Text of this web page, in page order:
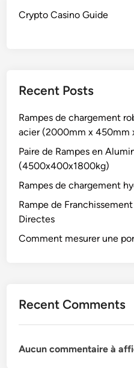
Crypto Casino Guide
Recent Posts
Rampes de chargement
acier (2000mm x 450mm
Paire de Rampes en
(4500x400x1800kg)
Rampes de chargement
Rampe de
Directes
Comment mesurer une
Recent Comments
Aucun commentaire à